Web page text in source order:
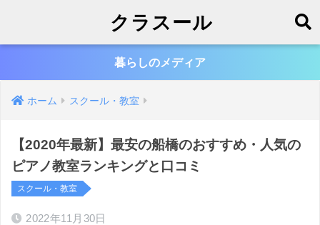
クラスール
暮らしのメディア
ホーム スクール・教室
【2020年最新】最安の船橋のおすすめ・人気の
ピアノ教室ランキングと口コミ
スクール・教室
2022年11月30日